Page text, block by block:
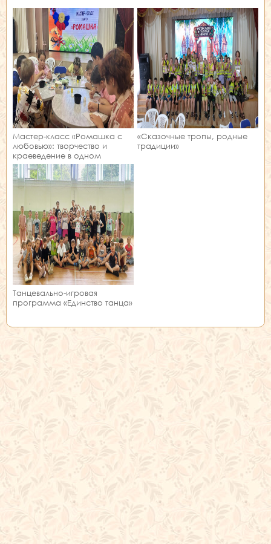
Мастер‑класс «Ромашка с
любовью»: творчество и
краеведение в одном
занятии!
«Сказочные тропы, родные
традиции»
Танцевально-игровая
программа «Единство танца»